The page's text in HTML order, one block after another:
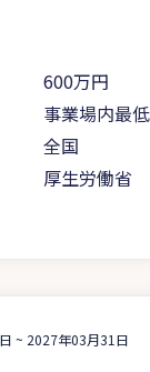
600万円
事業場内最
円未満の場合
1,050円以上
3
全国
厚生労働省
~ 2027年03月31日